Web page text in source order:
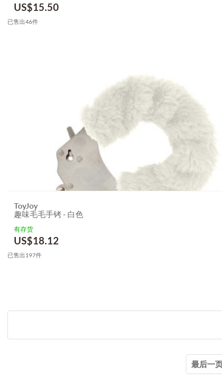
US$15.50
已售出46件
ToyJoy
趣味毛毛手铐 - 白色
有存货
US$18.12
已售出197件
最后一